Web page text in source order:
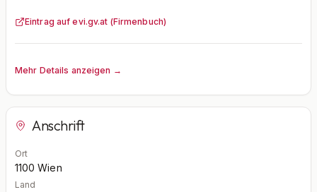
Eintrag auf evi.gv.at (Firmenbuch)
Mehr Details anzeigen →
Anschrift
Ort
1100 Wien
Land